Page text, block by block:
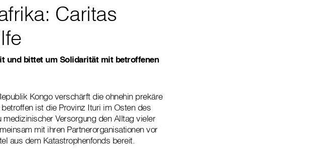
Caritas
und bittet um Solidarität mit betroffenen
Kongo verschärft die ohnehin prekäre
ist die Provinz Ituri im Osten des
Versorgung den Alltag vieler
mit ihren Partnerorganisationen vor
aus dem Katastrophenfonds bereit.